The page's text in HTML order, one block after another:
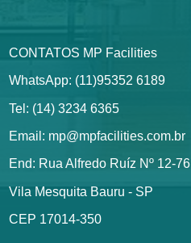
CONTATOS MP Facilities
WhatsApp: (11)95352 6189
Tel: (14) 3234 6365
Email: mp@mpfacilities.com.br
End: Rua Alfredo Ruíz Nº 12-76
Vila Mesquita Bauru - SP
CEP 17014-350